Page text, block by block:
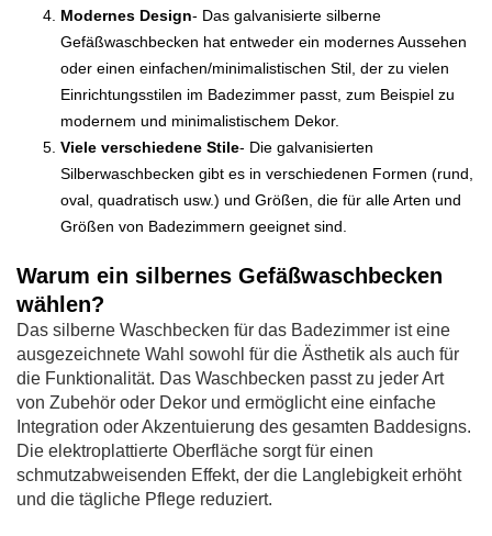
Modernes Design- Das galvanisierte silberne
Gefäßwaschbecken hat entweder ein modernes Aussehen
oder einen einfachen/minimalistischen Stil, der zu vielen
Einrichtungsstilen im Badezimmer passt, zum Beispiel zu
modernem und minimalistischem Dekor.
Viele verschiedene Stile- Die galvanisierten
Silberwaschbecken gibt es in verschiedenen Formen (rund,
oval, quadratisch usw.) und Größen, die für alle Arten und
Größen von Badezimmern geeignet sind.
Warum ein silbernes Gefäßwaschbecken
wählen?
Das silberne Waschbecken für das Badezimmer ist eine
ausgezeichnete Wahl sowohl für die Ästhetik als auch für
die Funktionalität. Das Waschbecken passt zu jeder Art
von Zubehör oder Dekor und ermöglicht eine einfache
Integration oder Akzentuierung des gesamten Baddesigns.
Die elektroplattierte Oberfläche sorgt für einen
schmutzabweisenden Effekt, der die Langlebigkeit erhöht
und die tägliche Pflege reduziert.